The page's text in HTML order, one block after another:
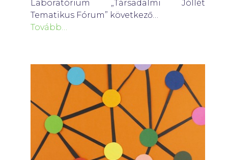
Laboratórium „Társadalmi Jóllét
Tematikus Fórum” következő…
Tovább…